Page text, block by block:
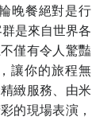
晚餐絕對是行
是來自世界各
僅有令人驚豔
讓你的旅程無
緻服務、由米
的現場表演，